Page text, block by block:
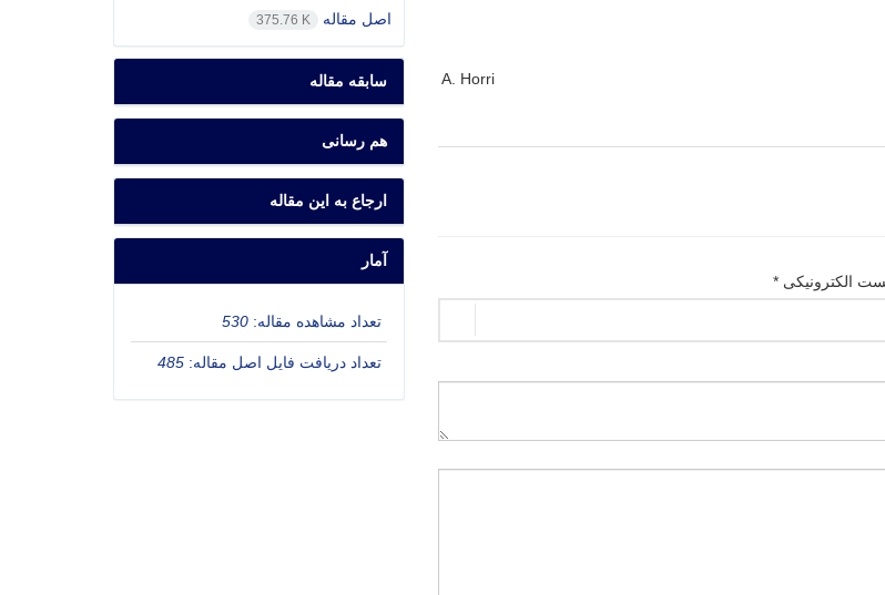
A. Horri
الکترونیکی *
اصل مقاله 375.76 K
سابقه مقاله
هم رسانی
ارجاع به این مقاله
آمار
تعداد مشاهده مقاله:530
تعداد دریافت فایل اصل مقاله:485